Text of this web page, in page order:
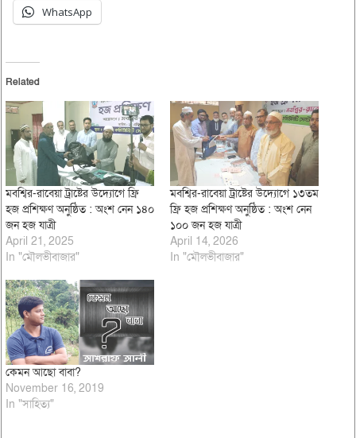
WhatsApp
Related
মবশ্বির-রাবেয়া ট্রাষ্টের উদ্যোগে ফ্রি
হজ প্রশিক্ষণ অনুষ্ঠিত : অংশ নেন ১৪০
জন হজ যাত্রী
April 21, 2025
In "মৌলভীবাজার"
মবশ্বির-রাবেয়া ট্রাষ্টের উদ্যোগে ১৩তম
ফ্রি হজ প্রশিক্ষণ অনুষ্ঠিত : অংশ নেন
১০০ জন হজ যাত্রী
April 14, 2026
In "মৌলভীবাজার"
কেমন আছো বাবা?
November 16, 2019
In "সাহিত্য"